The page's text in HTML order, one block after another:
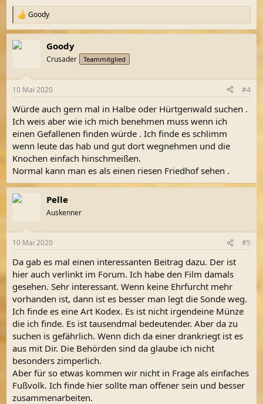
R
e
a
k
e
:
Goody
Goody
Crusader Teammitglied
10 Mai 2020 #4
Würde auch gern mal in Halbe oder Hürtgenwald suchen .
Ich weis aber wie ich mich benehmen muss wenn ich
einen Gefallenen finden würde . Ich finde es schlimm
wenn leute das hab und gut dort wegnehmen und die
Knochen einfach hinschmeißen.
Normal kann man es als einen riesen Friedhof sehen .
Pelle
Auskenner
10 Mai 2020 #5
Da gab es mal einen interessanten Beitrag dazu. Der ist
hier auch verlinkt im Forum. Ich habe den Film damals
gesehen. Sehr interessant. Wenn keine Ehrfurcht mehr
vorhanden ist, dann ist es besser man legt die Sonde weg.
Ich finde es eine Art Kodex. Es ist nicht irgendeine Münze
die ich finde. Es ist tausendmal bedeutender. Aber da zu
suchen is gefährlich. Wenn dich da einer drankriegt ist es
aus mit Dir. Die Behörden sind da glaube ich nicht
besonders zimperlich.
Aber für so etwas kommen wir nicht in Frage als einfaches
Fußvolk. Ich finde hier sollte man offener sein und besser
zusammenarbeiten.